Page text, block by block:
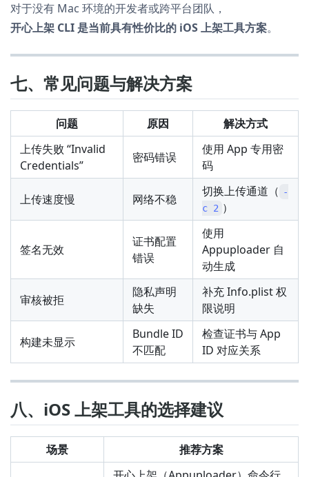
对于没有 Mac 环境的开发者或跨平台团队，
开心上架 CLI 是当前具有性价比的 iOS 上架工具方案。
七、常见问题与解决方案
问题 原因
解决方式
上传失败 “Invalid
Credentials”
密码错误
使用 App 专用密
码
上传速度慢 网络不稳
切换上传通道（ -
c 2 ）
签名无效
证书配置
错误
使用
Appuploader 自
动生成
审核被拒
隐私声明
缺失
补充 Info.plist 权
限说明
构建未显示
Bundle ID
不匹配
检查证书与 App
ID 对应关系
八、iOS 上架工具的选择建议
场景 推荐方案